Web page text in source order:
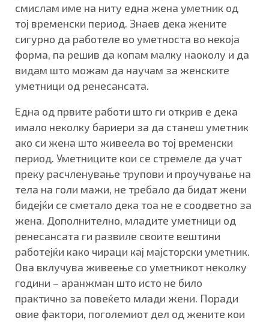
смислам име на ниту една жена уметник од
тој временски период. Знаев дека жените
сигурно да работеле во уметноста во некоја
форма, па решив да копам малку наоколу и да
видам што можам да научам за женските
уметници од ренесансата.
Една од првите работи што ги открив е дека
имало неколку бариери за да станеш уметник
ако си жена што живеела во тој временски
период. Уметниците кои се стремеле да учат
преку расчленување трупови и проучување на
тела на голи мажи, не требало да бидат жени
бидејќи се сметало дека тоа не е соодветно за
жена. Дополнително, младите уметници од
ренесансата ги развиле своите вештини
работејќи како чираци кај мајсторски уметник.
Ова вклучува живеење со уметникот неколку
години – аранжман што исто не било
практично за повеќето млади жени. Поради
овие фактори, поголемиот дел од жените кои